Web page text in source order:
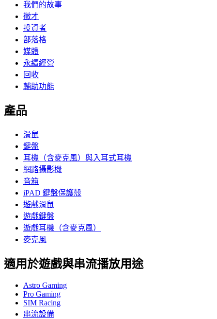
我們的故事
徵才
投資者
部落格
媒體
永續經營
回收
輔助功能
產品
滑鼠
鍵盤
耳機（含麥克風）與入耳式耳機
網路攝影機
音箱
iPAD 鍵盤保護殼
遊戲滑鼠
遊戲鍵盤
遊戲耳機（含麥克風）
麥克風
適用於遊戲與串流播放用途
Astro Gaming
Pro Gaming
SIM Racing
串流設備